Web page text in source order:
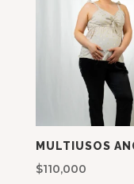
MULTIUSOS
$110,000